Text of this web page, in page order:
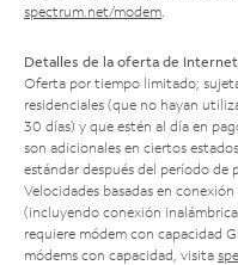
spectrum.net/modem
Detalles de la oferta de Internet
Oferta por tiempo limitado;
residenciales (que no hayan
30 días) y que estén al día en
son adicionales en ciertos
estándar después del período de
Velocidades basadas en
(incluyendo conexión
requiere módem con capacidad
módems con capacidad, visita